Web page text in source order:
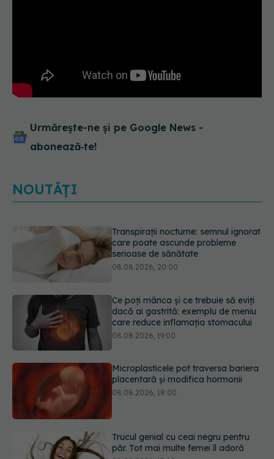
Urmărește-ne și pe Google News -
abonează‑te!
NOUTĂȚI
Ce poți mânca și ce trebuie să eviți
dacă ai gastrită: exemplu de meniu
care reduce inflamația stomacului
08.08.2026, 19:00
Microplasticele pot traversa bariera
placentară și modifica hormonii
08.08.2026, 18:00
Trucul genial cu ceai negru pentru
păr. Tot mai multe femei îl adoră
08.08.2026, 17:00
Medicamentul folosit de peste 60 de
ani care acționează într-un loc